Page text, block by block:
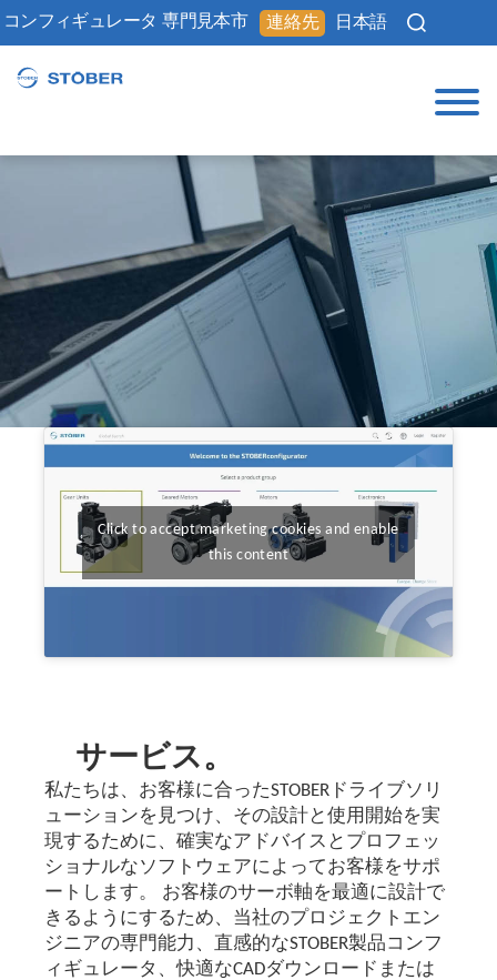
コンフィギュレータ 専門見本市 連絡先 日本語
Click to accept marketing cookies and enable
this content
サービス。
私たちは、お客様に合ったSTOBERドライブソリ
ューションを見つけ、その設計と使用開始を実
現するために、確実なアドバイスとプロフェッ
ショナルなソフトウェアによってお客様をサポ
ートします。 お客様のサーボ軸を最適に設計で
きるようにするため、当社のプロジェクトエン
ジニアの専門能力、直感的なSTOBER製品コンフ
ィギュレータ、快適なCADダウンロードまたは